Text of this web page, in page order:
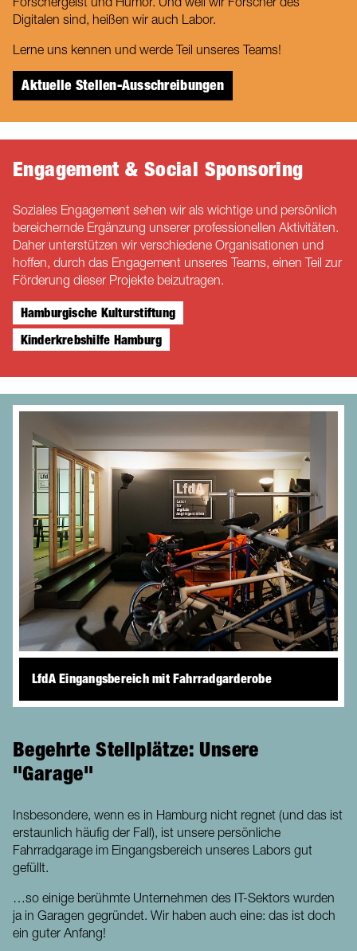
Digitalen sind, heißen wir auch Labor.
Lerne uns kennen und werde Teil unseres Teams!
Aktuelle Stellen-Ausschreibungen
Engagement & Social Sponsoring
Soziales Engagement sehen wir als wichtige und persönlich
bereichernde Ergänzung unserer professionellen Aktivitäten.
Daher unterstützen wir verschiedene Organisationen und
hoffen, durch das Engagement unseres Teams, einen Teil zur
Förderung dieser Projekte beizutragen.
Hamburgische Kulturstiftung
Kinderkrebshilfe Hamburg
LfdA Eingangsbereich mit Fahrradgarderobe
Begehrte Stellplätze: Unsere
"Garage"
Insbesondere, wenn es in Hamburg nicht regnet (und das ist
erstaunlich häufig der Fall), ist unsere persönliche
Fahrradgarage im Eingangsbereich unseres Labors gut
gefüllt.
…so einige berühmte Unternehmen des IT-Sektors wurden
ja in Garagen gegründet. Wir haben auch eine: das ist doch
ein guter Anfang!